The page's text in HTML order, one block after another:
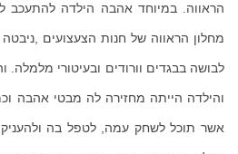
הראווה .במיוחד אהבה הילדה להתעכב
מחלון הראווה של חנות הצעצועים ניבטה
לבושה בבגדים וורודים ובעיטורי מלמלה
והילדה הייתה מחזירה לה מבטי אהבה
אשר תוכל לשחק עמה ,לטפל בה